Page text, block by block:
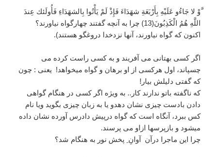
َّوْ لا جَاءُو عَلَيْهِ بِأَرْبَعَةِ شهَدَاءَ فَإِذْ لَمْ يَأْتُوا بِالشهَدَاءِ فَأُولَئك عِندَ
اللَّهِ هُمُ الْكَذِبُونَ(13) چرا به آنچه گفتند چهارگواه نیاورند؟
اکنون که گواه نیاورند، آنها نزدخدا دروغگو هستند).
اگر کسی بهتانی می آفریند و به کسی راست کرده می
چسپاند، اول هرکسی از او برهان و گواه میخواهد! یعنی : چون
که گفتی دلیلش بیار!
که ناگفته باتو ندارند کار.. به ویژه اگر کسی در هنگام گواهی
دادن بادست چیزی نشان دهدو یا به زبان چیزی بگوید ویا نام
کس ببرد، آنگاه است که گواه درپیش دادرس آورده نشان داده
میشود و بازپرسها ازاو می پرسند.
چرا این ماجرا درآن آوانِ ِ پخش نور به هنگام شد؟